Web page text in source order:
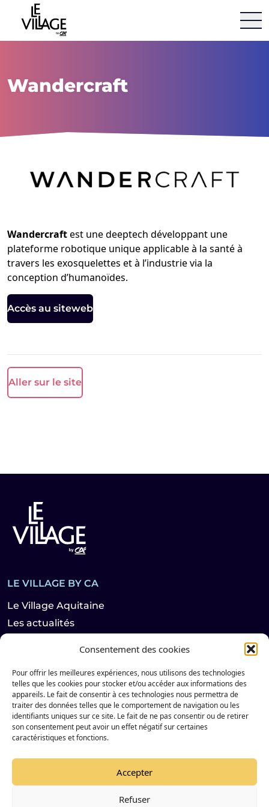
Consentement des cookies
Pour offrir les meilleures expériences, nous utilisons des technologies
telles que les cookies pour stocker et/ou accéder aux informations des
appareils. Le fait de consentir à ces technologies nous permettra de
traiter des données telles que le comportement de navigation ou les
identifiants uniques sur ce site. Le fait de ne pas consentir ou de retirer
son consentement peut avoir un effet négatif sur certaines
caractéristiques et fonctions.
Accepter
Refuser
Le Village by CA Aquitaine
Wandercraft
Wandercraftest une deeptech développant une
plateforme robotique unique applicable à la santé à
travers les exosquelettes et à l’industrie via la
conception d’humanoïdes.
Accès au siteweb
Aller sur le site
LE VILLAGE BY CA
Le Village Aquitaine
Les actualités
LES HABITANTS
Les Start-ups
Les partenaires
Suivez notre actualité sur les réseaux sociaux